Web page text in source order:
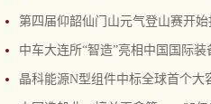
第四届仰韶仙门山元气登山赛开
中车大连所“智造”亮相中国国际
晶科能源N型组件中标全球首个大